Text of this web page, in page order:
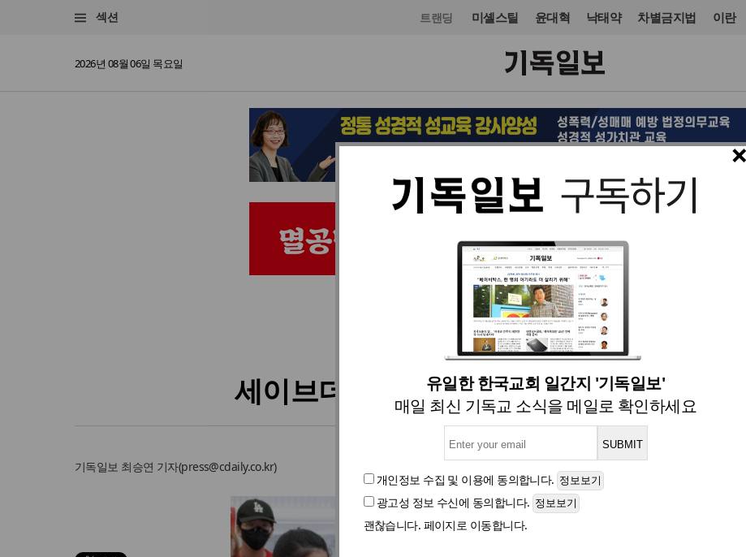
섹션 트랜딩 미셸스틸 윤대혁 낙태약 차별금지법 이란
2026년 08월 06일 목요일
유일한 한국교회 일간지 '기독일보'
매일 최신 기독교 소식을 메일로 확인하세요
개인정보 수집 및 이용에 동의합니다.
광고성 정보 수신에 동의합니다.
괜찮습니다. 페이지로 이동합니다.
교단/단체 NGO 입력 2024. 07. 15 16:24
세이브더칠드런, 대한민국 아동총회 지역
기독일보 최승연 기자(press@cdaily.co.kr)